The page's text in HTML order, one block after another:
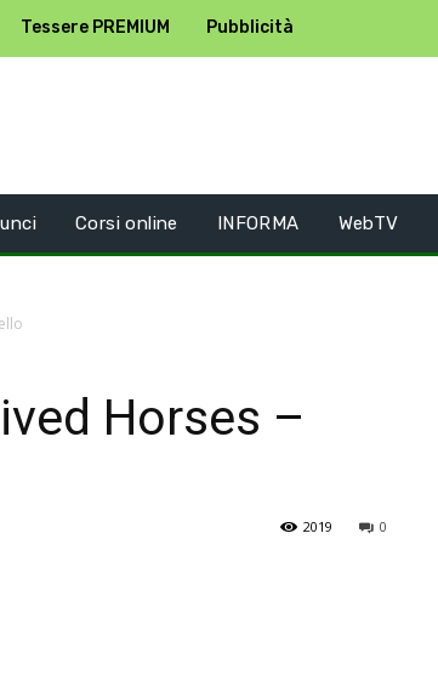
Tessere PREMIUM Pubblicità
Corsi online INFORMA WebTV
Horses –
0
2019